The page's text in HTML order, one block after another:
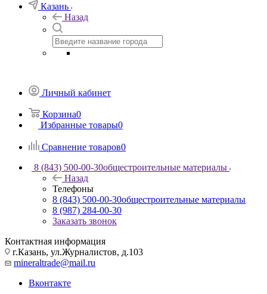
Казань
Назад
Личный кабинет
Корзина0
Избранные товары0
Сравнение товаров0
8 (843) 500-00-30общестроительные материалы
Назад
Телефоны
8 (843) 500-00-30общестроительные материалы
8 (987) 284-00-30
Заказать звонок
Контактная информация
г.Казань, ул.Журналистов, д.103
mineraltrade@mail.ru
Вконтакте